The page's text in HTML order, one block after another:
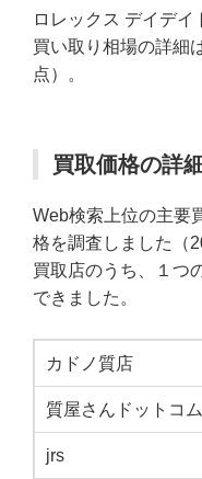
ロレックス デイデ
買い取り相場の詳細
点）。
買取価格の詳細
Web検索上位の主要
格を調査しました（
買取店のうち、１つ
できました。
カドノ質店
質屋さんドットコム
jrs